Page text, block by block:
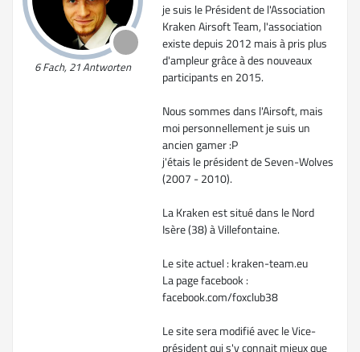
6 Fach, 21 Antworten
je suis le Président de l'Association
Kraken Airsoft Team, l'association
existe depuis 2012 mais à pris plus
d'ampleur grâce à des nouveaux
participants en 2015.
Nous sommes dans l'Airsoft, mais
moi personnellement je suis un
ancien gamer :P
j'étais le président de Seven-Wolves
(2007 - 2010).
La Kraken est situé dans le Nord
Isère (38) à Villefontaine.
Le site actuel : kraken-team.eu
La page facebook :
facebook.com/foxclub38
Le site sera modifié avec le Vice-
président qui s'y connait mieux que